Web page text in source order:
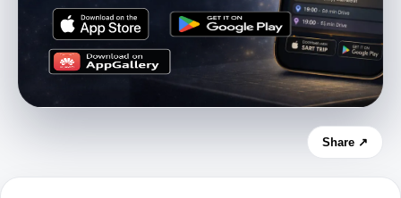
Share ↗